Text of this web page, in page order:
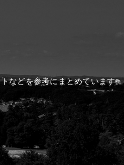
などを参考にまとめています。